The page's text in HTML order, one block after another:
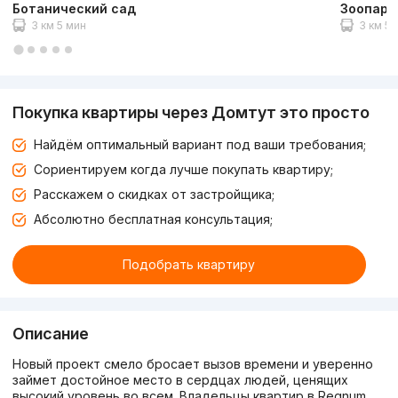
Ботанический сад
3 км 5 мин
Зоопарк
3 км 5
Покупка квартиры через Домтут это просто
Найдём оптимальный вариант под ваши требования;
Сориентируем когда лучше покупать квартиру;
Расскажем о скидках от застройщика;
Абсолютно бесплатная консультация;
Подобрать квартиру
Описание
Новый проект смело бросает вызов времени и уверенно
займет достойное место в сердцах людей, ценящих